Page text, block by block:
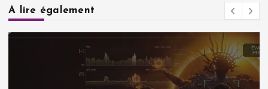
A lire également